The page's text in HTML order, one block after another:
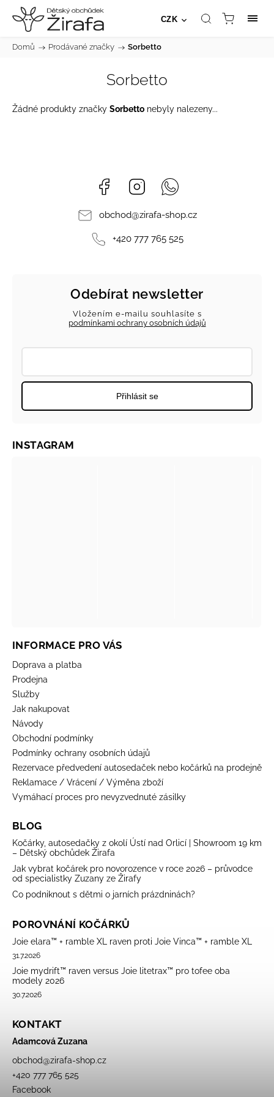
CZK
Domů / Prodávané značky / Sorbetto
Sorbetto
Žádné produkty značky Sorbetto nebyly nalezeny...
Facebook Instagram
obchod@zirafa-shop.cz
+420 777 765 525
Odebírat newsletter
Vložením e-mailu souhlasíte s
podmínkami ochrany osobních údajů
Přihlásit se
INFORMACE PRO VÁS
Doprava a platba
Prodejna
Služby
Jak nakupovat
Návody
Obchodní podmínky
Podmínky ochrany osobních údajů
Rezervace předvedení autosedaček nebo kočárků na prodejně
Reklamace / Vrácení / Výměna zboží
Vymáhací proces pro nevyzvednuté zásilky
BLOG
Kočárky, autosedačky z okolí Ústí nad Orlicí | Showroom 19 km
– Dětský obchůdek Žirafa
Jak vybrat kočárek pro novorozence v roce 2026 – průvodce
od specialistky Zuzany ze Žirafy
Co podniknout s dětmi o jarních prázdninách?
POROVNÁNÍ KOČÁRKŮ
Joie elara™ + ramble XL raven proti Joie Vinca™ + ramble XL
31.7.2026
Joie mydrift™ raven versus Joie litetrax™ pro tofee oba
modely 2026
30.7.2026
KONTAKT
Adamcová Zuzana
obchod@zirafa-shop.cz
+420 777 765 525
Facebook
INSTAGRAM